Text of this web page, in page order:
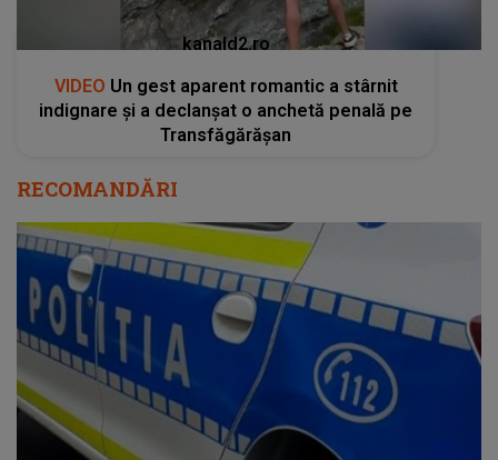
kanald2.ro
VIDEO Un gest aparent romantic a stârnit
indignare și a declanșat o anchetă penală pe
Transfăgărășan
RECOMANDĂRI